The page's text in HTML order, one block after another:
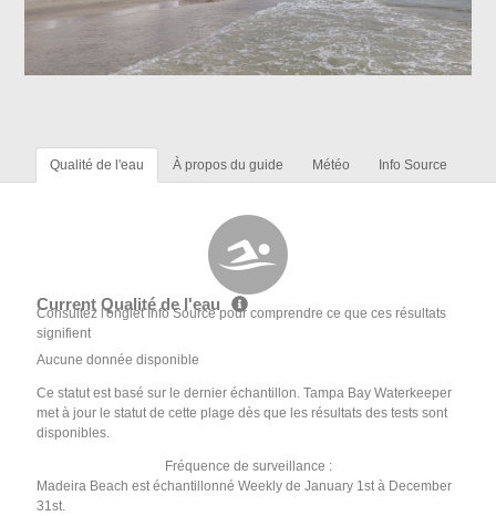
Qualité de l'eau À propos du guide Météo Info Source
Current Qualité de l'eau
Consultez l'onglet Info Source pour comprendre ce que ces résultats
signifient
Aucune donnée disponible
Ce statut est basé sur le dernier échantillon. Tampa Bay Waterkeeper
met à jour le statut de cette plage dès que les résultats des tests sont
disponibles.
Fréquence de surveillance :
Madeira Beach est échantillonné Weekly de January 1st à December
31st.